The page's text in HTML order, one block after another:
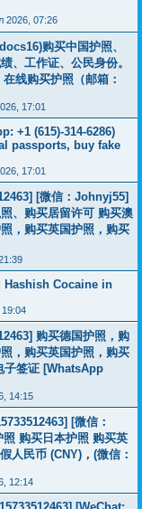
2026, 07:26
购买中国护照、
、工作证、公民身份。
在线购买护照（邮箱：
17:01
+1 (615)-314-6286)
passports, buy fake
17:01
[微信：Johnyj55]
、购买居留许可 购买澳
，购买英国护照，购买
Hashish Cocaine in
购买德国护照，购
，购买英国护照，购买
子签证 [WhatsApp
14:15
[微信：
购买日本护照 购买英
人民币 (CNY)，(微信：
12:14